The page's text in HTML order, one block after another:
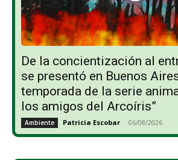
De la concientización al
se presentó en Buenos
temporada de la serie
los amigos del Arcoíris”
Ambiente Patricia Escobar - 06/08/2026